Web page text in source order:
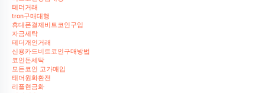
테더거래
tron구매대행
휴대폰결제비트코인구입
자금세탁
테더개인거래
신용카드비트코인구매방법
코인돈세탁
모든코인 고가매입
태더원화환전
리플현금화